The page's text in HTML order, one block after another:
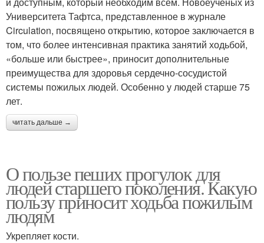
Университета Тафтса, представленное в журнале
Circulation, посвящено открытию, которое заключается в
том, что более интенсивная практика занятий ходьбой,
«больше или быстрее», приносит дополнительные
преимущества для здоровья сердечно-сосудистой
системы пожилых людей. Особенно у людей старше 75
лет.
читать дальше →
О пользе пеших прогулок для
людей старшего поколения. Какую
пользу приносит ходьба пожилым
людям
Укрепляет кости.